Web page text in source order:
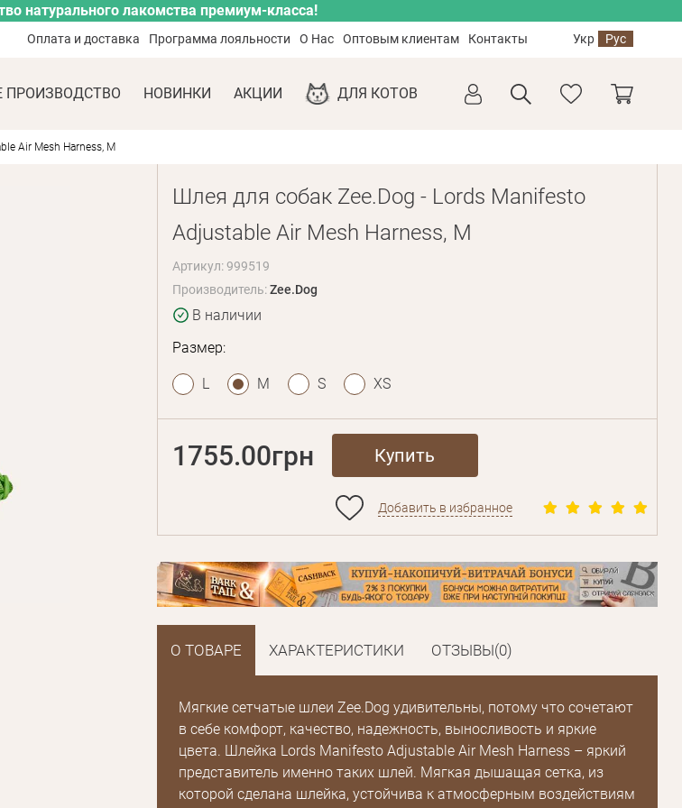
натурального лакомства премиум-класса!
Оплата и доставка Программа лояльности О Нас Оптовым клиентам Контакты Укр Рус
ПРОИЗВОДСТВО НОВИНКИ АКЦИИ ДЛЯ КОТОВ
Air Mesh Harness, M
Шлея для собак Zee.Dog - Lords Manifesto
Adjustable Air Mesh Harness, M
Артикул: 999519
Производитель:Zee.Dog
В наличии
Размер:
L M S XS
1755.00грн Купить
Добавить в избранное
О ТОВАРЕ ХАРАКТЕРИСТИКИ ОТЗЫВЫ(0)
Мягкие сетчатые шлеи Zee.Dog удивительны, потому что сочетают
в себе комфорт, качество, надежность, выносливость и яркие
цвета. Шлейка Lords Manifesto Adjustable Air Mesh Harness – яркий
представитель именно таких шлей. Мягкая дышащая сетка, из
которой сделана шлейка, устойчива к атмосферным воздействиям